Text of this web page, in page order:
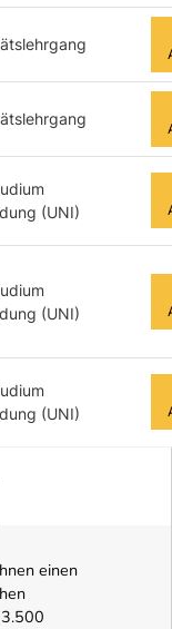
(UNI)
(UNI)
(UNI)
einen